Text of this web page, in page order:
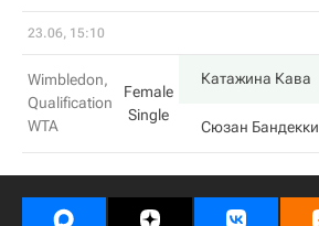
23.06, 15:10
Wimbledon,
Qualification
WTA
Female
Single
Катажина Кава
Сюзан Бандекки